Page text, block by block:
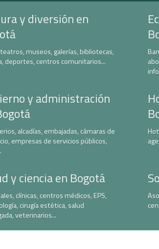
y diversión en
museos, galerías, bibliotecas,
deportes, centros comunitarios...
y administración
alcadías, embajadas, cámaras de
empresas de servicios públicos,
y ciencia en Bogotá
clínicas, centros médicos, EPS,
cirugía estética, salud
veterinarios...